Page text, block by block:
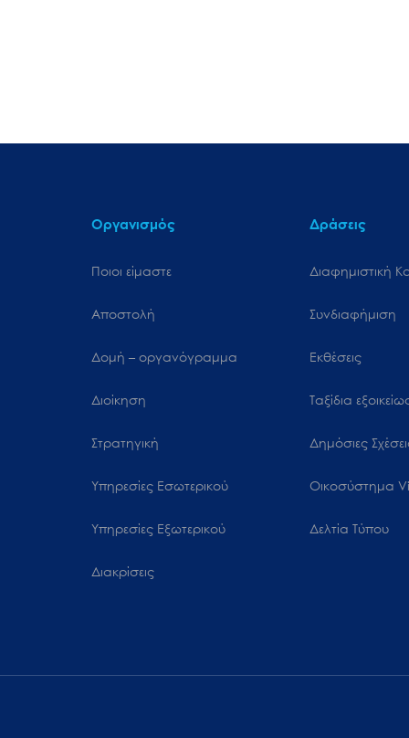
Οργανισμός
Ποιοι είμαστε
Αποστολή
Δομή – οργανόγραμμα
Διοίκηση
Στρατηγική
Υπηρεσίες Εσωτερικού
Υπηρεσίες Εξωτερικού
Διακρίσεις
Δράσεις
Διαφημιστική
Συνδιαφήμιση
Εκθέσεις
Ταξίδια
Δημόσιες
Oικοσύστημα
Δελτία Τύπου